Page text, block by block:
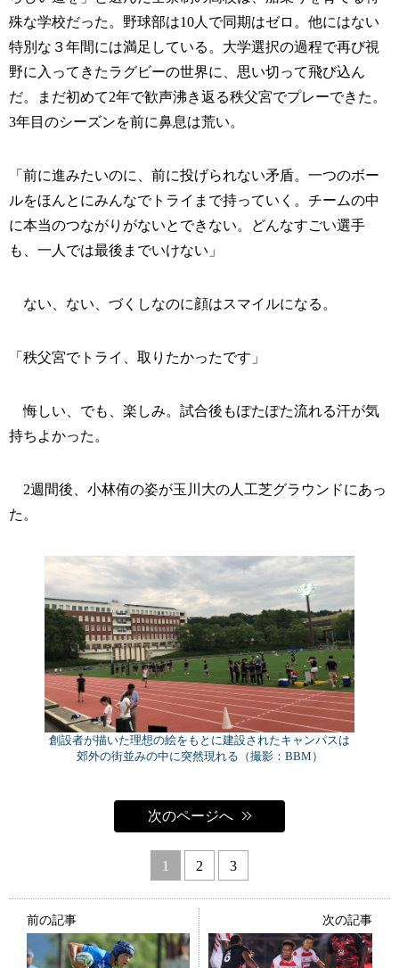
殊な学校だった。野球部は10人で同期はゼロ。他にはない
特別な３年間には満足している。大学選択の過程で再び視
野に入ってきたラグビーの世界に、思い切って飛び込ん
だ。まだ初めて2年で歓声沸き返る秩父宮でプレーできた。
3年目のシーズンを前に鼻息は荒い。
「前に進みたいのに、前に投げられない矛盾。一つのボー
ルをほんとにみんなでトライまで持っていく。チームの中
に本当のつながりがないとできない。どんなすごい選手
も、一人では最後までいけない」
ない、ない、づくしなのに顔はスマイルになる。
「秩父宮でトライ、取りたかったです」
悔しい、でも、楽しみ。試合後もぽたぽた流れる汗が気
持ちよかった。
2週間後、小林侑の姿が玉川大の人工芝グラウンドにあっ
た。
創設者が描いた理想の絵をもとに建設されたキャンパスは
郊外の街並みの中に突然現れる（撮影：BBM）
次のページへ
1 2 3
前の記事 次の記事